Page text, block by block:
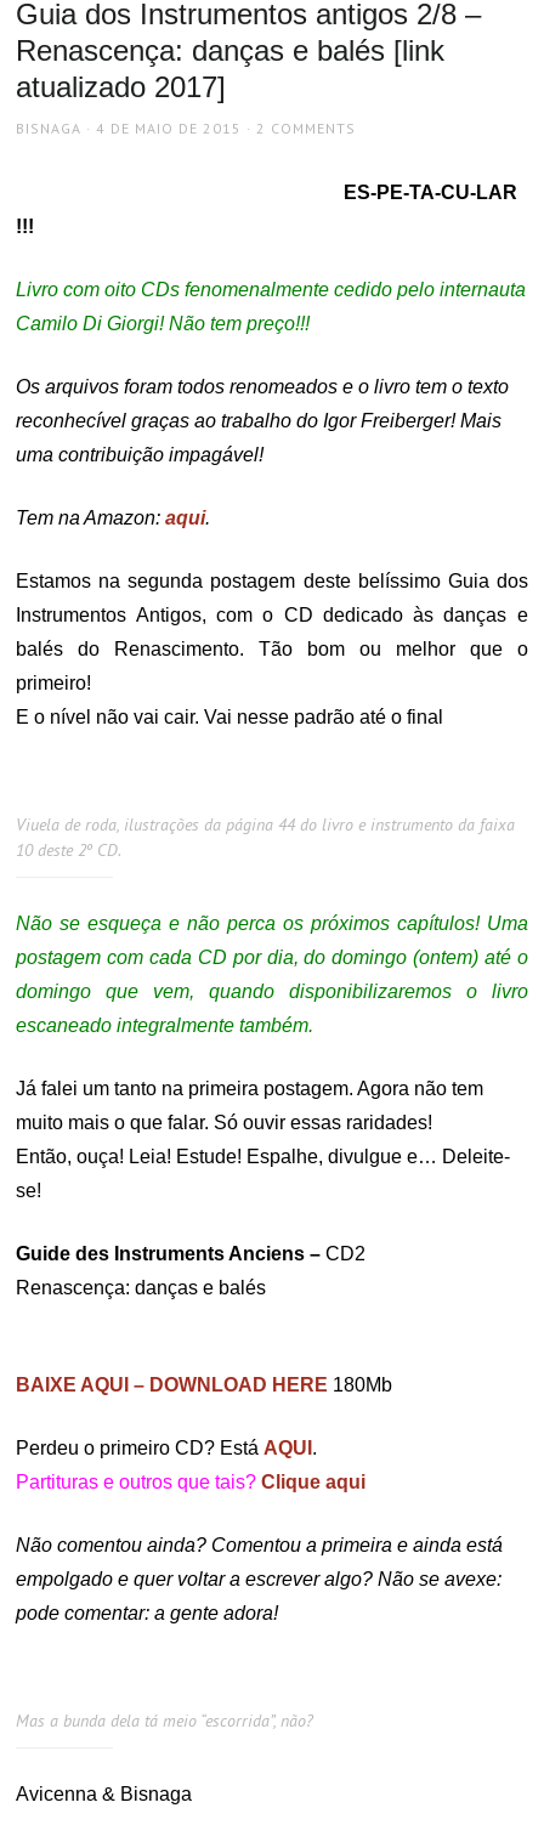
Guia dos Instrumentos antigos 2/8 –
Renascença: danças e balés [link
atualizado 2017]
AUTHOR
BISNAGA
POSTED
4 DE MAIO DE 2015 2 COMMENTS
ES-PE-TA-CU-LAR
!!!
Livro com oito CDs fenomenalmente cedido pelo internauta
Camilo Di Giorgi! Não tem preço!!!
Os arquivos foram todos renomeados e o livro tem o texto
reconhecível graças ao trabalho do Igor Freiberger! Mais
uma contribuição impagável!
Tem na Amazon:aqui.
Estamos na segunda postagem deste belíssimo Guia dos
Instrumentos Antigos, com o CD dedicado às danças e
balés do Renascimento. Tão bom ou melhor que o
primeiro!
E o nível não vai cair. Vai nesse padrão até o final
Viuela de roda, ilustrações da página 44 do livro e instrumento da faixa
10 deste 2º CD.
Não se esqueça e não perca os próximos capítulos! Uma
postagem com cada CD por dia, do domingo (ontem) até o
domingo que vem, quando disponibilizaremos o livro
escaneado integralmente também.
Já falei um tanto na primeira postagem. Agora não tem
muito mais o que falar. Só ouvir essas raridades!
Então, ouça! Leia! Estude! Espalhe, divulgue e… Deleite-
se!
Guide des Instruments Anciens –CD2
Renascença: danças e balés
BAIXE AQUI – DOWNLOAD HERE 180Mb
Perdeu o primeiro CD? Está AQUI .
Partituras e outros que tais? Clique aqui
Não comentou ainda? Comentou a primeira e ainda está
empolgado e quer voltar a escrever algo? Não se avexe:
pode comentar: a gente adora!
Mas a bunda dela tá meio “escorrida”, não?
Avicenna & Bisnaga